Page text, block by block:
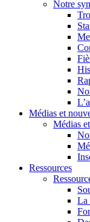
Notre
Médias et
Médias
Ressources
La